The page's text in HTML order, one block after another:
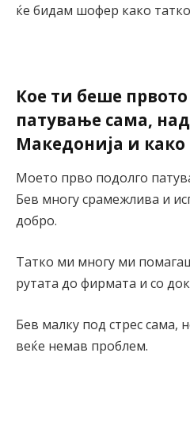
ќе бидам шофер како
Кое ти беше
патување сама,
Македонија и
Моето прво подолго
Бев многу срамежлива и
добро.
Татко ми многу ми
рутата до фирмата и со
Бев малку под стрес сама,
веќе немав проблем.